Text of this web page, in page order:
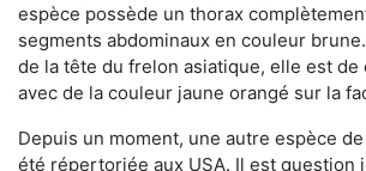
espèce possède un thorax
segments abdominaux en couleur
de la tête du frelon asiatique, elle est de
avec de la couleur jaune orangé sur la
Depuis un moment, une autre espèce
été répertoriée aux USA. Il est question